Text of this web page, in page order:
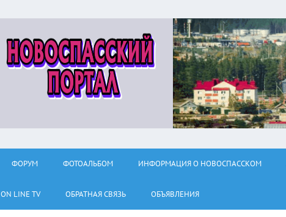
ФОРУМ ФОТОАЛЬБОМ ИНФОРМАЦИЯ О НОВОСПАССКОМ
ON LINE TV ОБРАТНАЯ СВЯЗЬ ОБЪЯВЛЕНИЯ